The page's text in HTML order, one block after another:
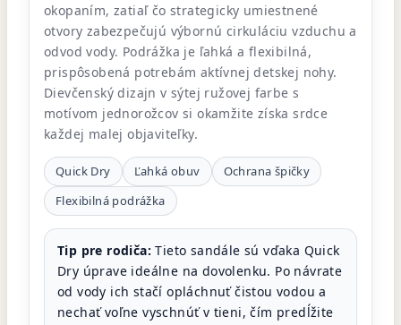
okopaním, zatiaľ čo strategicky umiestnené
otvory zabezpečujú výbornú cirkuláciu vzduchu a
odvod vody. Podrážka je ľahká a flexibilná,
prispôsobená potrebám aktívnej detskej nohy.
Dievčenský dizajn v sýtej ružovej farbe s
motívom jednorožcov si okamžite získa srdce
každej malej objaviteľky.
Quick Dry Ľahká obuv
Ochrana špičky
Flexibilná podrážka
Tip pre rodiča: Tieto sandále sú vďaka Quick
Dry úprave ideálne na dovolenku. Po návrate
od vody ich stačí opláchnuť čistou vodou a
nechať voľne vyschnúť v tieni, čím predĺžite